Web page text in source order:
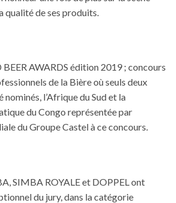
qualité de ses produits.
BEER AWARDS édition 2019 ; concours
de la Bière où seuls deux
l’Afrique du Sud et la
du Congo représentée par
du Groupe Castel à ce concours.
SIMBA ROYALE et DOPPEL ont
du jury, dans la catégorie